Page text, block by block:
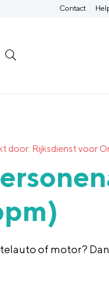
Contact
door: Rijksdienst voor
of motor? Dan